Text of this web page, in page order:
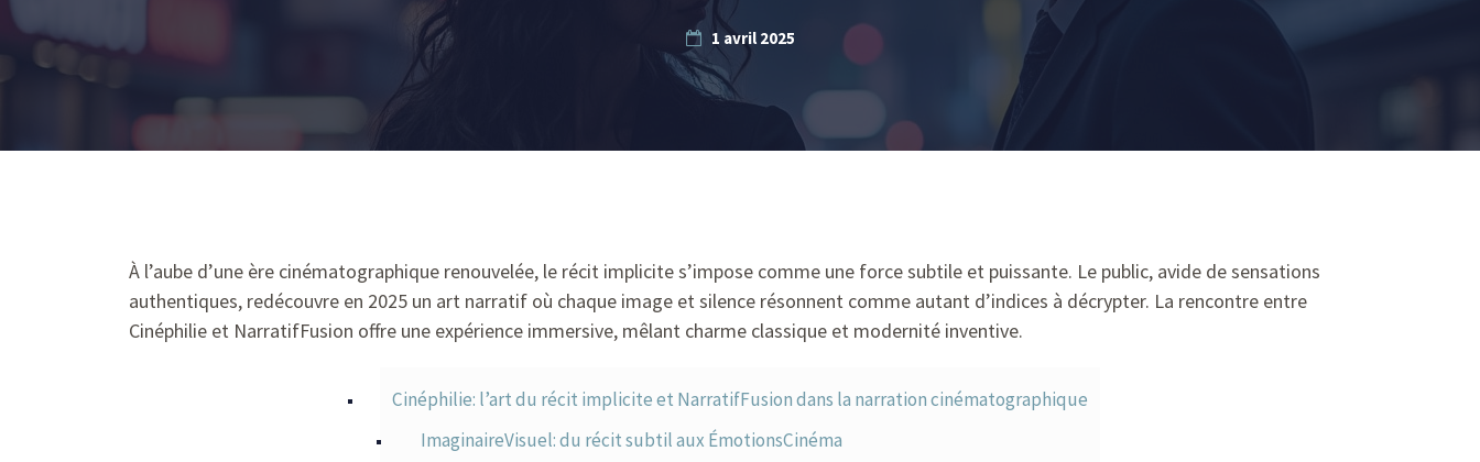
1 avril 2025
À l’aube d’une ère cinématographique renouvelée, le récit implicite s’impose comme une force subtile et puissante. Le public, avide de sensations
authentiques, redécouvre en 2025 un art narratif où chaque image et silence résonnent comme autant d’indices à décrypter. La rencontre entre
Cinéphilie et NarratifFusion offre une expérience immersive, mêlant charme classique et modernité inventive.
Cinéphilie: l’art du récit implicite et NarratifFusion dans la narration cinématographique
ImaginaireVisuel: du récit subtil aux ÉmotionsCinéma